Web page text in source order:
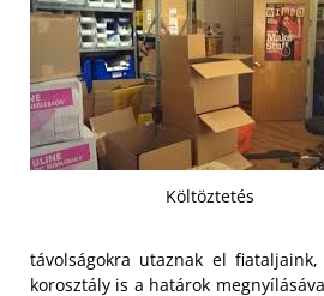
Költöztetés
távolságokra utaznak el
korosztály is a határok